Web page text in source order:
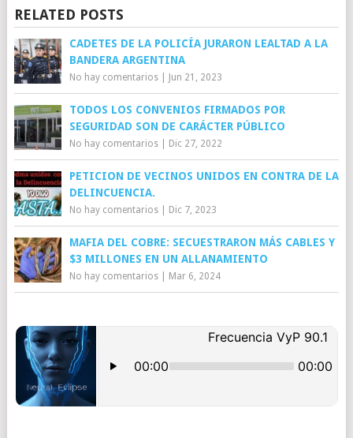
RELATED POSTS
CADETES DE LA POLICÍA JURARON LEALTAD A LA
BANDERA ARGENTINA
No hay comentarios| Jun 21, 2023
TODOS LOS CONVENIOS FIRMADOS POR
SEGURIDAD SON DE CARÁCTER PÚBLICO
No hay comentarios| Dic 27, 2022
PETICION DE VECINOS UNIDOS EN CONTRA DE LA
DELINCUENCIA.
No hay comentarios| Dic 7, 2023
MAFIA DEL COBRE: SECUESTRARON MÁS CABLES Y
$3 MILLONES EN UN ALLANAMIENTO
No hay comentarios| Mar 6, 2024